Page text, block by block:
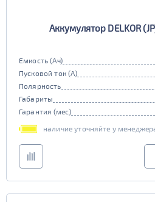
Аккумулятор DELKOR
Емкость (Ач)
Пусковой ток (А)
Полярность
Габариты
Гарантия (мес)
наличие уточняйте у